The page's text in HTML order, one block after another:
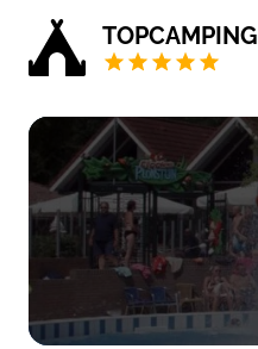
TOPCAMPING